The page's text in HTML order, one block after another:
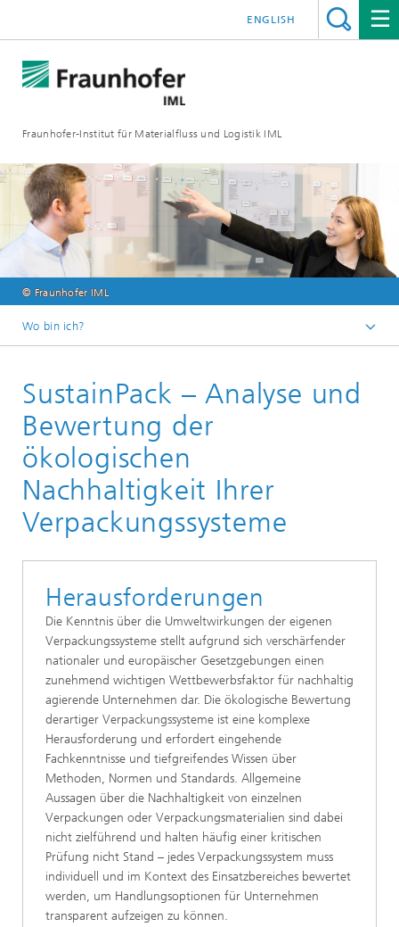
Fraunhofer-Institut für Materialfluss und Logistik IML
ENGLISH
© Fraunhofer IML
Wo bin ich?
Abteilungen
Materialflusssysteme
Verpackungs- und Handelslogistik und AutoID-
Technologien
Zukunftsweisende Lösungen für Verpackungs- und
Handelslogistik
SustainPack – Analyse und
Bewertung der
ökologischen
Nachhaltigkeit Ihrer
Verpackungssysteme
Herausforderungen
Die Kenntnis über die Umweltwirkungen der eigenen
Verpackungssysteme stellt aufgrund sich verschärfender
nationaler und europäischer Gesetzgebungen einen
zunehmend wichtigen Wettbewerbsfaktor für nachhaltig
agierende Unternehmen dar. Die ökologische Bewertung
derartiger Verpackungssysteme ist eine komplexe
Herausforderung und erfordert eingehende
Fachkenntnisse und tiefgreifendes Wissen über
Methoden, Normen und Standards. Allgemeine
Aussagen über die Nachhaltigkeit von einzelnen
Verpackungen oder Verpackungsmaterialien sind dabei
nicht zielführend und halten häufig einer kritischen
Prüfung nicht Stand – jedes Verpackungssystem muss
individuell und im Kontext des Einsatzbereiches bewertet
werden, um Handlungsoptionen für Unternehmen
transparent aufzeigen zu können.